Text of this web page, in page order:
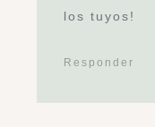
los tuyos!
Responder